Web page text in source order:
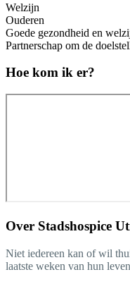
Welzijn
Ouderen
Goede gezondheid en
Partnerschap om de
Hoe kom ik er?
Over Stadshospice
Niet iedereen kan of wil
laatste weken van hun